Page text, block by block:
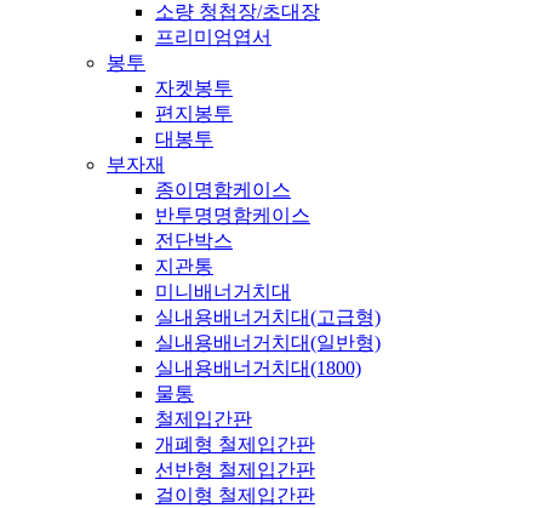
소량 청첩장/초대장
프리미엄엽서
봉투
자켓봉투
편지봉투
대봉투
부자재
종이명함케이스
반투명명함케이스
전단박스
지관통
미니배너거치대
실내용배너거치대(고급형)
실내용배너거치대(일반형)
실내용배너거치대(1800)
물통
철제입간판
개폐형 철제입간판
선반형 철제입간판
걸이형 철제입간판